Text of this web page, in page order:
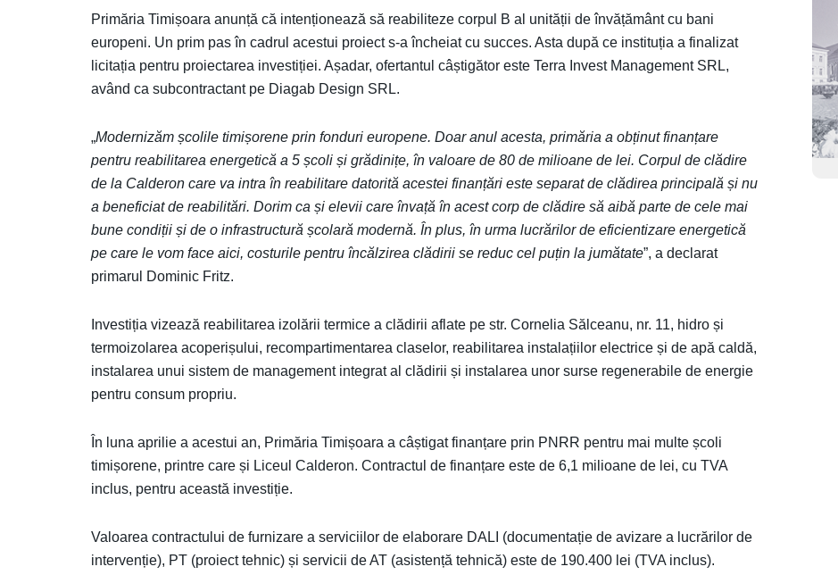
Primăria Timișoara anunță că intenționează să reabiliteze corpul B al unității de învățământ cu bani
europeni. Un prim pas în cadrul acestui proiect s-a încheiat cu succes. Asta după ce instituția a finalizat
licitația pentru proiectarea investiției. Așadar, ofertantul câștigător este Terra Invest Management SRL,
având ca subcontractant pe Diagab Design SRL.
„Modernizăm școlile timișorene prin fonduri europene. Doar anul acesta, primăria a obținut finanțare
pentru reabilitarea energetică a 5 școli și grădinițe, în valoare de 80 de milioane de lei. Corpul de clădire
de la Calderon care va intra în reabilitare datorită acestei finanțări este separat de clădirea principală și nu
a beneficiat de reabilitări. Dorim ca și elevii care învață în acest corp de clădire să aibă parte de cele mai
bune condiții și de o infrastructură școlară modernă. În plus, în urma lucrărilor de eficientizare energetică
pe care le vom face aici, costurile pentru încălzirea clădirii se reduc cel puțin la jumătate”, a declarat
primarul Dominic Fritz.
Investiția vizează reabilitarea izolării termice a clădirii aflate pe str. Cornelia Sălceanu, nr. 11, hidro și
termoizolarea acoperișului, recompartimentarea claselor, reabilitarea instalațiilor electrice și de apă caldă,
instalarea unui sistem de management integrat al clădirii și instalarea unor surse regenerabile de energie
pentru consum propriu.
În luna aprilie a acestui an, Primăria Timișoara a câștigat finanțare prin PNRR pentru mai multe școli
timișorene, printre care și Liceul Calderon. Contractul de finanțare este de 6,1 milioane de lei, cu TVA
inclus, pentru această investiție.
Valoarea contractului de furnizare a serviciilor de elaborare DALI (documentație de avizare a lucrărilor de
intervenție), PT (proiect tehnic) și servicii de AT (asistență tehnică) este de 190.400 lei (TVA inclus).